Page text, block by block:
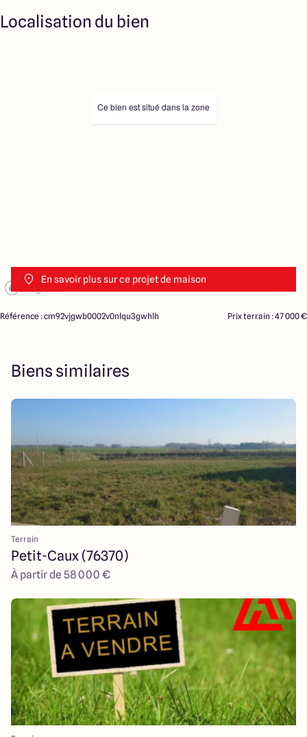
Localisation du bien
En savoir plus sur ce projet de maison
Ce bien est situé dans la zone
Référence : cm92vjgwb0002v0nlqu3gwhlh Prix terrain : 47 000 €
Biens similaires
Terrain
Petit-Caux (76370)
À partir de 58 000 €